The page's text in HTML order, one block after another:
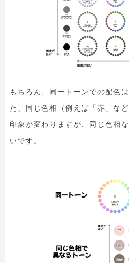
もちろん、同一トーンでの配色
た、同じ色相（例えば「赤」な
印象が変わりますが、同じ色相
いです。